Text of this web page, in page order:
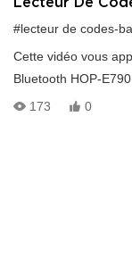
Bluetooth,
#lecteur de codes-
Cette vidéo vous
Bluetooth HOP-
173
0